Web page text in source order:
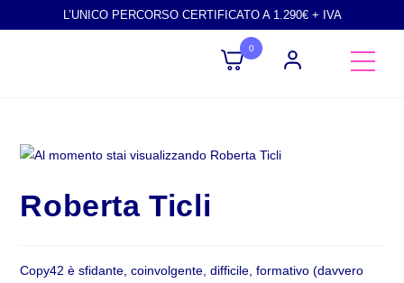
L’UNICO PERCORSO CERTIFICATO A 1.290€ + IVA
0
Roberta Ticli
Copy42 è sfidante, coinvolgente, difficile, formativo (davvero